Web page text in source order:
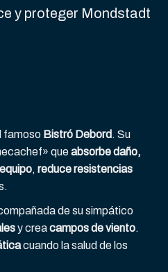
y proteger Mondstadt
famoso Bistró Debord . Su
queabsorbe daño,
, reduce resistencias
de su simpático
y creacampos de viento.
cuando la salud de los